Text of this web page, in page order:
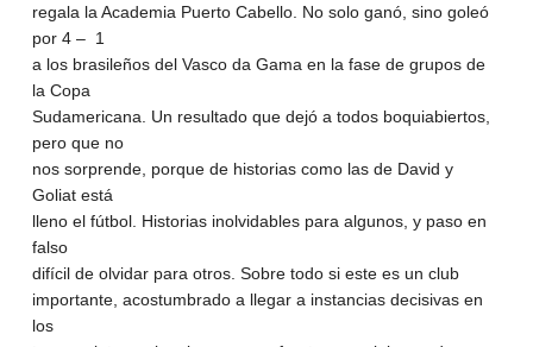
regala la Academia Puerto Cabello. No solo ganó, sino goleó
por 4 – 1
a los brasileños del Vasco da Gama en la fase de grupos de
la Copa
Sudamericana. Un resultado que dejó a todos boquiabiertos,
pero que no
nos sorprende, porque de historias como las de David y
Goliat está
lleno el fútbol. Historias inolvidables para algunos, y paso en
falso
difícil de olvidar para otros. Sobre todo si este es un club
importante, acostumbrado a llegar a instancias decisivas en
los